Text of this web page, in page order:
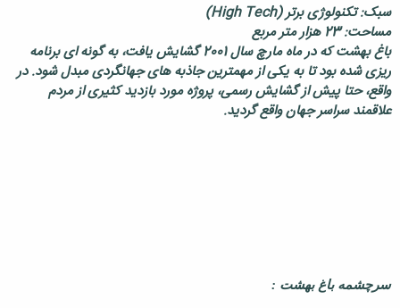
سبک: تکنولوژی برتر (High Tech)
مساحت: 23 هزار متر مربع
باغ بهشت که در ماه مارچ سال 2001 گشایش یافت، به گونه ای برنامه
ریزی شده بود تا به یکی از مهمترین جاذبه های جهانگردی مبدل شود. در
واقع، حتا پیش از گشایش رسمی، پروژه مورد بازدید کثیری از مردم
علاقمند سراسر جهان واقع گردید.
سرچشمه باغ بهشت :